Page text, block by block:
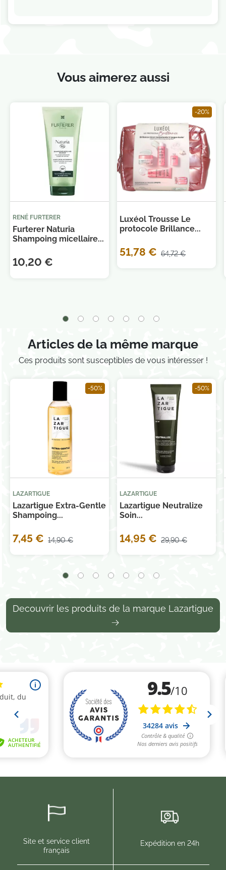
Vous aimerez aussi
RENÉ FURTERER
Furterer Naturia
Shampoing micellaire...
10,20 €
-20%
Luxéol Trousse Le
protocole Brillance...
51,78 € 64,72 €
Articles de la même marque
Ces produits sont susceptibles de vous intéresser !
-50%
LAZARTIGUE
Lazartigue Extra-Gentle
Shampoing...
7,45 € 14,90 €
-50%
LAZARTIGUE
Lazartigue Neutralize
Soin...
14,95 € 29,90 €
Decouvrir les produits de la marque Lazartigue
Site et service client
français
Expédition en 24h
Je consens également à recevoir les offres
promotionnelles. Consultez notre politique de
confidentialité.